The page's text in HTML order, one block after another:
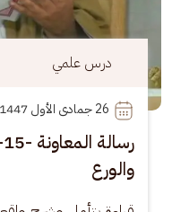
درس علمي
26
والورع